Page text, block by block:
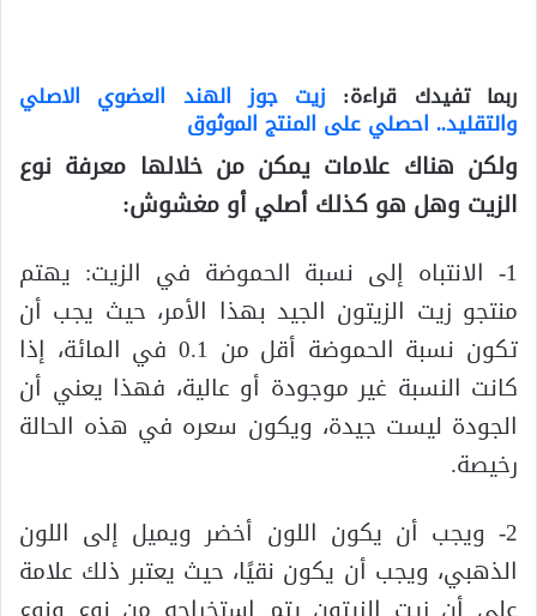
ربما تفيدك قراءة: زيت جوز الهند العضوي الاصلي
والتقليد.. احصلي على المنتج الموثوق
ولكن هناك علامات يمكن من خلالها معرفة نوع
الزيت وهل هو كذلك أصلي أو مغشوش:
1- الانتباه إلى نسبة الحموضة في الزيت: يهتم
منتجو زيت الزيتون الجيد بهذا الأمر، حيث يجب أن
تكون نسبة الحموضة أقل من 0.1 في المائة، إذا
كانت النسبة غير موجودة أو عالية، فهذا يعني أن
الجودة ليست جيدة، ويكون سعره في هذه الحالة
رخيصة.
2- ويجب أن يكون اللون أخضر ويميل إلى اللون
الذهبي، ويجب أن يكون نقيًا، حيث يعتبر ذلك علامة